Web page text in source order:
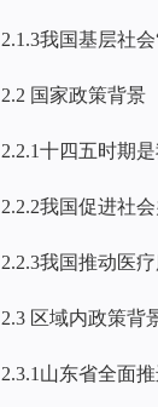
2.1.3我国基层社
2.2 国家政策背景
2.2.1十四五时期
2.2.2我国促进社
2.2.3我国推动医
2.3 区域内政策背
2.3.1山东省全面